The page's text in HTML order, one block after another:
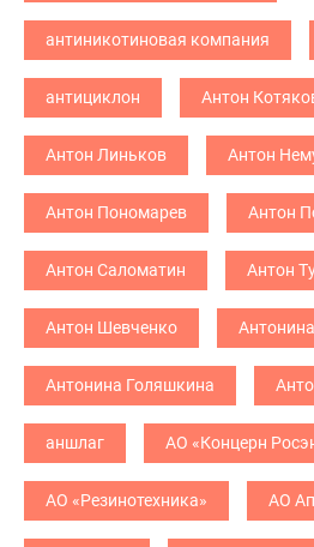
антиникотиновая компания
антициклон Антон
Антон Линьков Антон
Антон Пономарев Антон
Антон Саломатин Антон
Антон Шевченко
Антонина Голяшкина
аншлаг АО «Концерн
АО «Резинотехника» АО